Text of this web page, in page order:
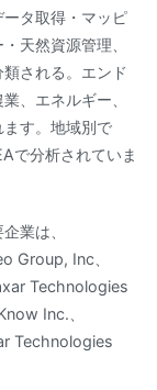
タ取得・マッピ
天然資源管理、
される。エンド
、エネルギー、
す。地域別で
で分析されていま
業は、
Group, Inc、
Technologies
Inc.、
Technologies